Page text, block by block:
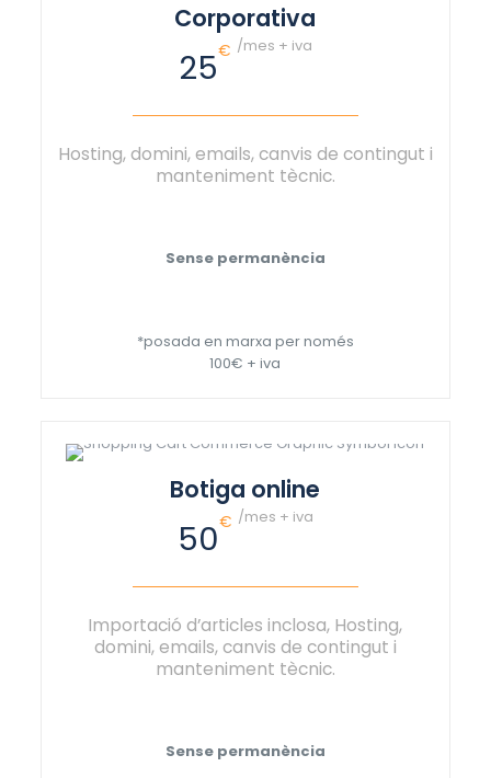
Corporativa
25€ /mes + iva
Hosting, domini, emails, canvis de contingut i
manteniment tècnic.
Sense permanència
*posada en marxa per només
100€ + iva
Botiga online
50€ /mes + iva
Importació d’articles inclosa, Hosting,
domini, emails, canvis de contingut i
manteniment tècnic.
Sense permanència